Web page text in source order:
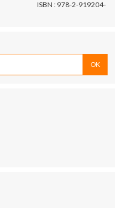
ISBN : 978-2-919204-